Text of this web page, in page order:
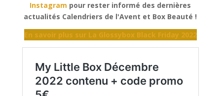
Instagram pour rester informé des dernières
actualités Calendriers de l'Avent et Box Beauté !
En savoir plus sur La Glossybox Black Friday 2022